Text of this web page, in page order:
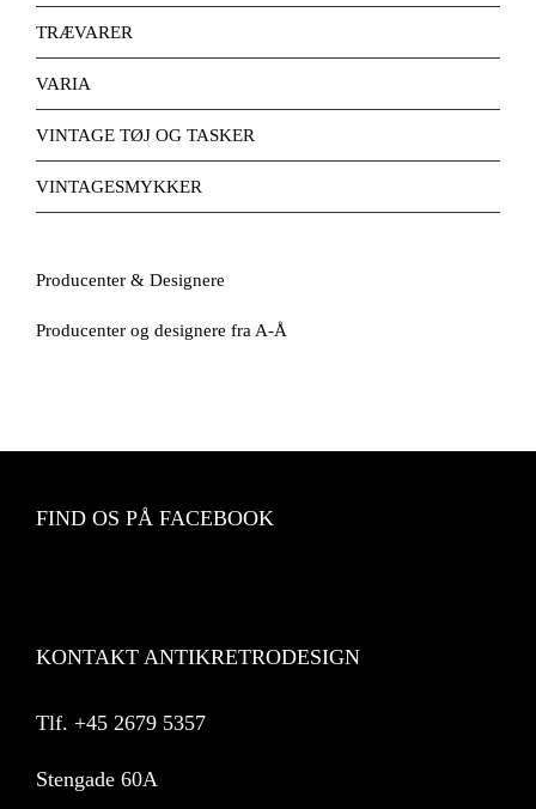
TRÆVARER
VARIA
VINTAGE TØJ OG TASKER
VINTAGESMYKKER
Producenter & Designere
Producenter og designere fra A-Å
FIND OS PÅ FACEBOOK
KONTAKT ANTIKRETRODESIGN
Tlf. +45 2679 5357
Stengade 60A